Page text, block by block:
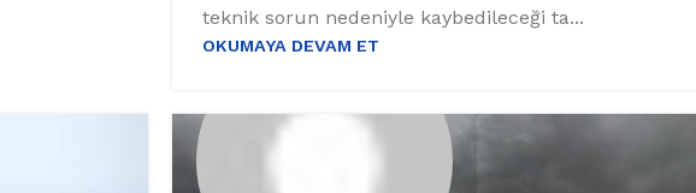
%10 INDIRIM
teknik sorun nedeniyle kaybedileceği ta...
OKUMAYA DEVAM ET